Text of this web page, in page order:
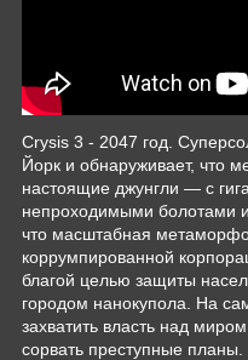
Crysis 3 - 2047 год.
Йорк и обнаруживает, что
настоящие джунгли — с
непроходимыми болотами
что масштабная
коррумпированной
благой целью защиты
городом нанокупола. На
захватить власть над
сорвать преступные